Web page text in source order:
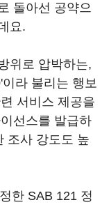
돌아선 공약으
요.
위로 압박하는,
라 불리는 행보
서비스 제공을
선스를 발급하
조사 강도도 높
한 SAB 121 정